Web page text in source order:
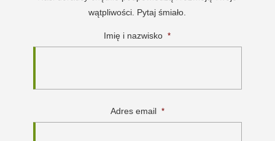
wątpliwości. Pytaj śmiało.
Imię i nazwisko *
Adres email *